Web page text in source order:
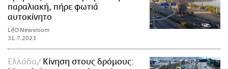
παραλιακή, πήρε φωτιά
αυτοκίνητο
LifO Newsroom
31.7.2023
Ελλάδα
Κίνηση στους δρόμους: